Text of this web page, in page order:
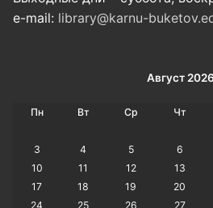
e-mail: library@karnu-
Август 2026
Пн Вт Ср Чт
3
4 5 6
10
11 12 13
17
18 19 20
24
25 26 27